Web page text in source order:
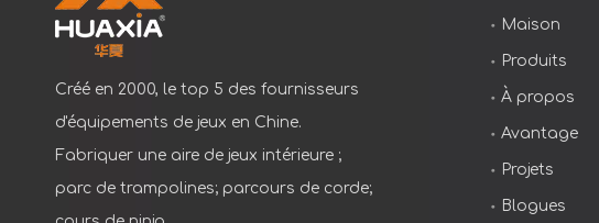
Créé en 2000, le top 5 des fournisseurs
d'équipements de jeux en Chine.
Fabriquer une aire de jeux intérieure ;
parc de trampolines; parcours de corde;
Maison
Produits
À propos
Avantage
Projets
Blogues